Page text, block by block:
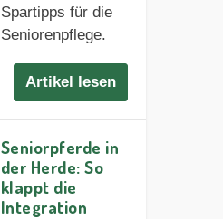
Spartipps für die
Seniorenpflege.
Artikel lesen
Seniorpferde in
der Herde: So
klappt die
Integration